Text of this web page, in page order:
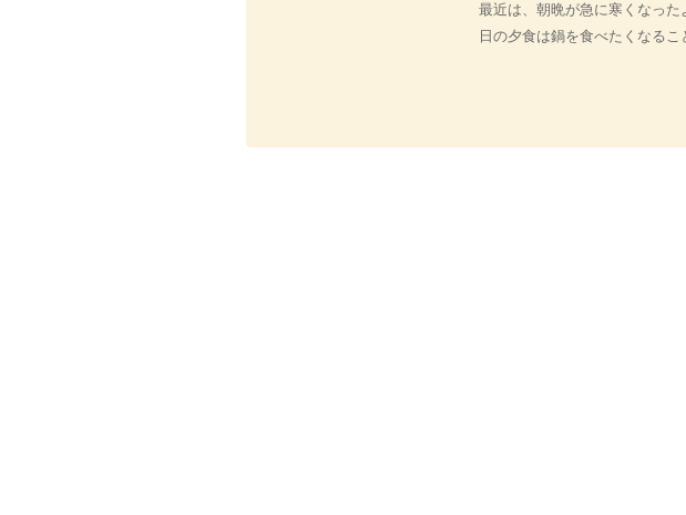
最近は、朝晩が急に寒くなっ
日の夕食は鍋を食べたくなる